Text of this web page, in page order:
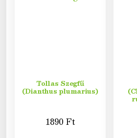
Tollas Szegfű
(Dianthus plumarius)
1890Ft